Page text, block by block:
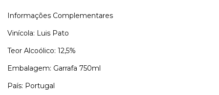
Informações Complementares
Vinícola: Luis Pato
Teor Alcoólico: 12,5%
Embalagem: Garrafa 750ml
País: Portugal